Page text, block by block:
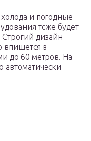
и погодные
тоже будет
дизайн
впишется в
до 60 метров. На
автоматически